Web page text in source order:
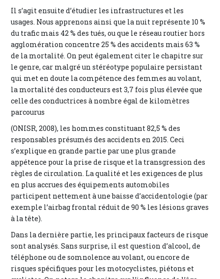
Il s’agit ensuite d’étudier les infrastructures et les
usages. Nous apprenons ainsi que la nuit représente 10 %
du trafic mais 42 % des tués, ou que le réseau routier hors
agglomération concentre 25 % des accidents mais 63 %
de la mortalité. On peut également citer le chapitre sur
le genre, car malgré un stéréotype populaire persistant
qui met en doute la compétence des femmes au volant,
la mortalité des conducteurs est 3,7 fois plus élevée que
celle des conductrices à nombre égal de kilomètres
parcourus
(ONISR, 2008), les hommes constituant 82,5 % des
responsables présumés des accidents en 2015. Ceci
s’explique en grande partie par une plus grande
appétence pour la prise de risque et la transgression des
règles de circulation. La qualité et les exigences de plus
en plus accrues des équipements automobiles
participent nettement à une baisse d’accidentologie (par
exemple l’airbag frontal réduit de 90 % les lésions graves
à la tête).
Dans la dernière partie, les principaux facteurs de risque
sont analysés. Sans surprise, il est question d’alcool, de
téléphone ou de somnolence au volant, ou encore de
risques spécifiques pour les motocyclistes, piétons et